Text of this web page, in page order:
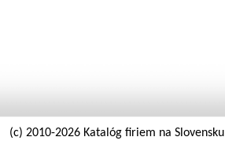
(c) 2010-2026 Katalóg firiem na Slovensku